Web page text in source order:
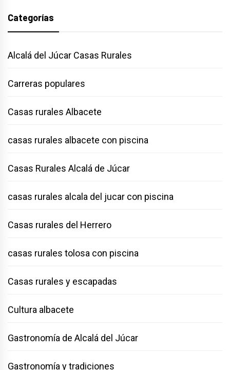
Categorías
Alcalá del Júcar Casas Rurales
Carreras populares
Casas rurales Albacete
casas rurales albacete con piscina
Casas Rurales Alcalá de Júcar
casas rurales alcala del jucar con piscina
Casas rurales del Herrero
casas rurales tolosa con piscina
Casas rurales y escapadas
Cultura albacete
Gastronomía de Alcalá del Júcar
Gastronomía y tradiciones